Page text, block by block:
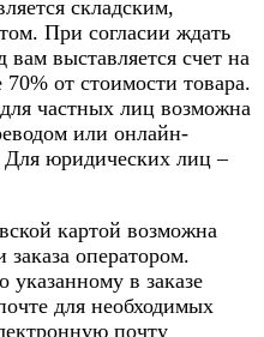
складским,
При согласии ждать
выставляется счет на
от стоимости товара.
частных лиц возможна
или онлайн-
Для юридических лиц –
картой возможна
оператором.
указанному в заказе
для необходимых
почту